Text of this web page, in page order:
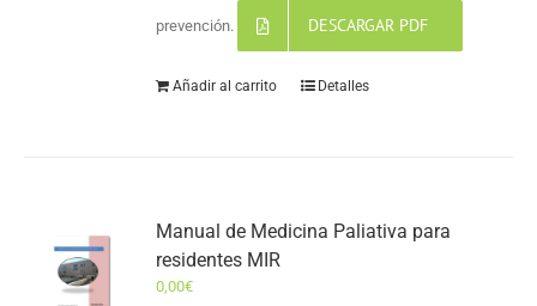
prevención. DESCARGAR PDF
Añadir al carrito Detalles
Manual de Medicina Paliativa para
residentes MIR
0,00€